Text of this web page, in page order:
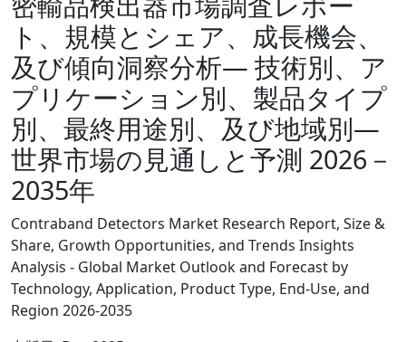
ト、規模とシェア、成長機会、
及び傾向洞察分析― 技術別、ア
プリケーション別、製品タイプ
別、最終用途別、及び地域別―
世界市場の見通しと予測 2026－
2035年
Contraband Detectors Market Research Report, Size &
Share, Growth Opportunities, and Trends Insights
Analysis - Global Market Outlook and Forecast by
Technology, Application, Product Type, End-Use, and
Region 2026-2035